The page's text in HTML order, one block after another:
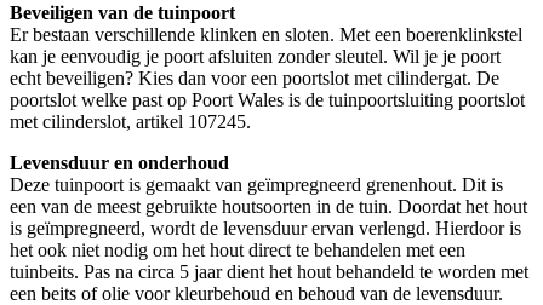
Beveiligen van de tuinpoort
Er bestaan verschillende klinken en sloten. Met een boerenklinkstel
kan je eenvoudig je poort afsluiten zonder sleutel. Wil je je poort
echt beveiligen? Kies dan voor een poortslot met cilindergat. De
poortslot welke past op Poort Wales is de tuinpoortsluiting poortslot
met cilinderslot, artikel 107245.
Levensduur en onderhoud
Deze tuinpoort is gemaakt van geïmpregneerd grenenhout. Dit is
een van de meest gebruikte houtsoorten in de tuin. Doordat het hout
is geïmpregneerd, wordt de levensduur ervan verlengd. Hierdoor is
het ook niet nodig om het hout direct te behandelen met een
tuinbeits. Pas na circa 5 jaar dient het hout behandeld te worden met
een beits of olie voor kleurbehoud en behoud van de levensduur.